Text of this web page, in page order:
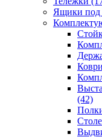
Ящики под
(42)